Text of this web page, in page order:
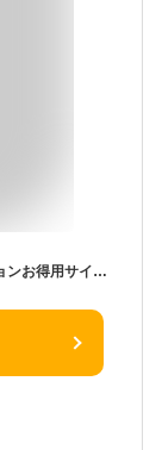
Mama&Kids ママ&キッズ ベビーミルキーローションお得用サイズ 380ml ベビー用 乳状ローション